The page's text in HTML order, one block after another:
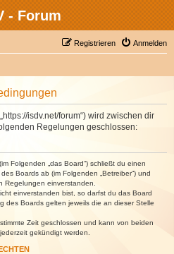
- Forum
Anmelden
Registrieren
isdv.net/forum“) wird zwischen dir
Regelungen geschlossen:
Folgenden „das Board“) schließt du einen
Boards ab (im Folgenden „Betreiber“) und
Regelungen einverstanden.
einverstanden bist, so darfst du das Board
des Boards gelten jeweils die an dieser Stelle
Zeit geschlossen und kann von beiden
gekündigt werden.